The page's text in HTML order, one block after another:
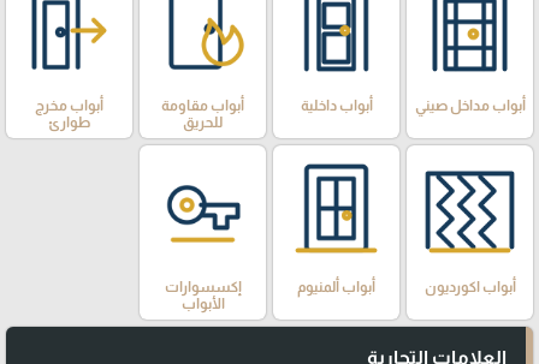
أبواب مداخل صيني أبواب داخلية
أبواب مقاومة
للحريق
أبواب مخرج
طوارئ
أبواب اكورديون أبواب ألمنيوم
إكسسوارات
الأبواب
العلامات التجارية